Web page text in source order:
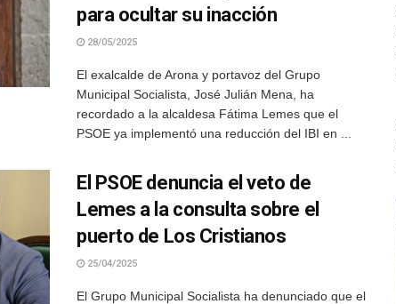
para ocultar su inacción
28/05/2025
El exalcalde de Arona y portavoz del Grupo
Municipal Socialista, José Julián Mena, ha
recordado a la alcaldesa Fátima Lemes que el
PSOE ya implementó una reducción del IBI en ...
El PSOE denuncia el veto de
Lemes a la consulta sobre el
puerto de Los Cristianos
25/04/2025
El Grupo Municipal Socialista ha denunciado que el